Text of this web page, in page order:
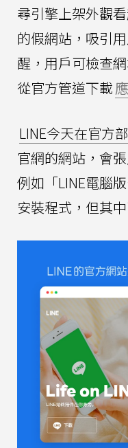
尋引擎上架外觀
的假網站，吸引
醒，用戶可檢查
從官方管道下載
LINE今天在官方
官網的網站，會
例如「LINE電腦
安裝程式，但其